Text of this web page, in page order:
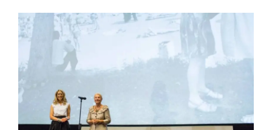
IR
TATJANA“